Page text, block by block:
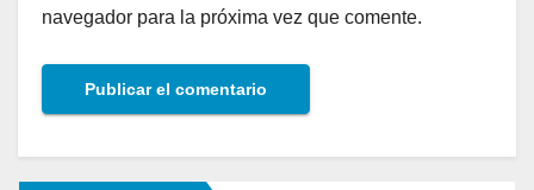
navegador para la próxima vez que comente.